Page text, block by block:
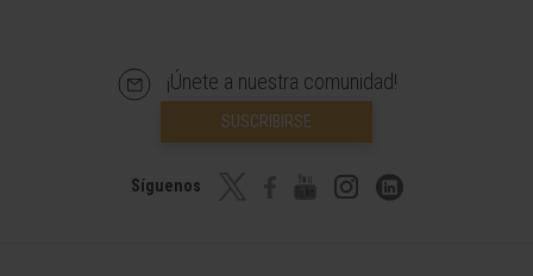
¡Únete a nuestra comunidad!
SUSCRIBIRSE
Síguenos